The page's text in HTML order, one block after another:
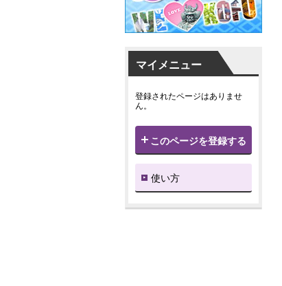
マイメニュー
登録されたページはありませ
ん。
このページを登録する
使い方